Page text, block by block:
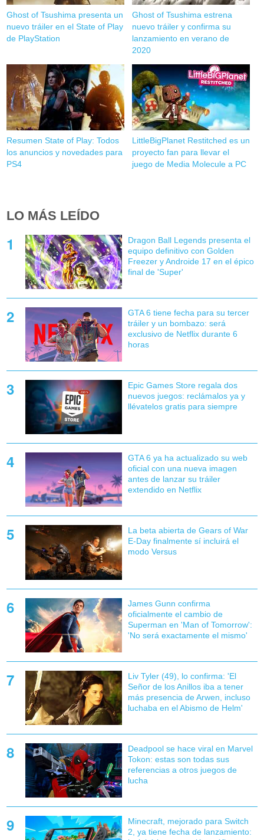
Ghost of Tsushima presenta un
nuevo tráiler en el State of Play
de PlayStation
Ghost of Tsushima estrena
nuevo tráiler y confirma su
lanzamiento en verano de
2020
Resumen State of Play: Todos
los anuncios y novedades para
PS4
LittleBigPlanet Restitched es un
proyecto fan para llevar el
juego de Media Molecule a PC
LO MÁS LEÍDO
Dragon Ball Legends presenta el
equipo definitivo con Golden
Freezer y Androide 17 en el épico
final de 'Super'
GTA 6 tiene fecha para su tercer
tráiler y un bombazo: será
exclusivo de Netflix durante 6
horas
Epic Games Store regala dos
nuevos juegos: reclámalos ya y
llévatelos gratis para siempre
GTA 6 ya ha actualizado su web
oficial con una nueva imagen
antes de lanzar su tráiler
extendido en Netflix
La beta abierta de Gears of War
E-Day finalmente sí incluirá el
modo Versus
James Gunn confirma
oficialmente el cambio de
Superman en 'Man of Tomorrow':
'No será exactamente el mismo'
Liv Tyler (49), lo confirma: 'El
Señor de los Anillos iba a tener
más presencia de Arwen, incluso
luchaba en el Abismo de Helm'
Deadpool se hace viral en Marvel
Tokon: estas son todas sus
referencias a otros juegos de
lucha
Minecraft, mejorado para Switch
2, ya tiene fecha de lanzamiento: